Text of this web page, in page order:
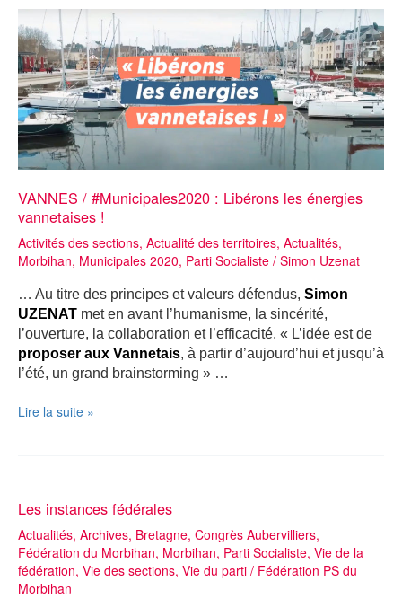
un
an
avant
les
élections,
le
maire-
candidat
se
réveille
!”VANNES / #Municipales2020 : Libérons les énergies
vannetaises !
Activités des sections, Actualité des territoires, Actualités,
Morbihan, Municipales 2020, Parti Socialiste / Simon Uzenat
… Au titre des principes et valeurs défendus, Simon
UZENAT met en avant l’humanisme, la sincérité,
l’ouverture, la collaboration et l’efficacité. « L’idée est de
proposer aux Vannetais, à partir d’aujourd’hui et jusqu’à
l’été, un grand brainstorming » …
VANNES
les
énergies
vannetaises
!
Lire la suite »
Les instances fédérales
Actualités, Archives, Bretagne, Congrès Aubervilliers,
Fédération du Morbihan, Morbihan, Parti Socialiste, Vie de la
fédération, Vie des sections, Vie du parti / Fédération PS du
Morbihan